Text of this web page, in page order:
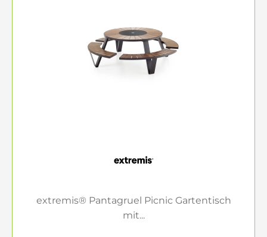
extremis® Pantagruel Picnic Gartentisch
mit...